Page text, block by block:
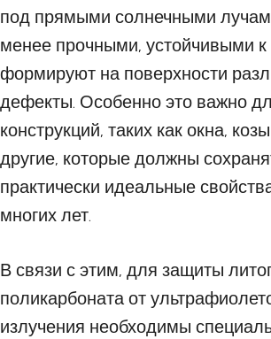
под прямыми солнечными
менее прочными, устойчивыми
формируют на поверхности
дефекты. Особенно это важно
конструкций, таких как окна,
другие, которые должны
практически идеальные
многих лет.
В связи с этим, для защиты
поликарбоната от
излучения необходимы